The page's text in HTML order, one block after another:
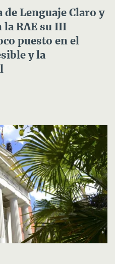
de Lenguaje Claro y
la RAE su III
puesto en el
y la